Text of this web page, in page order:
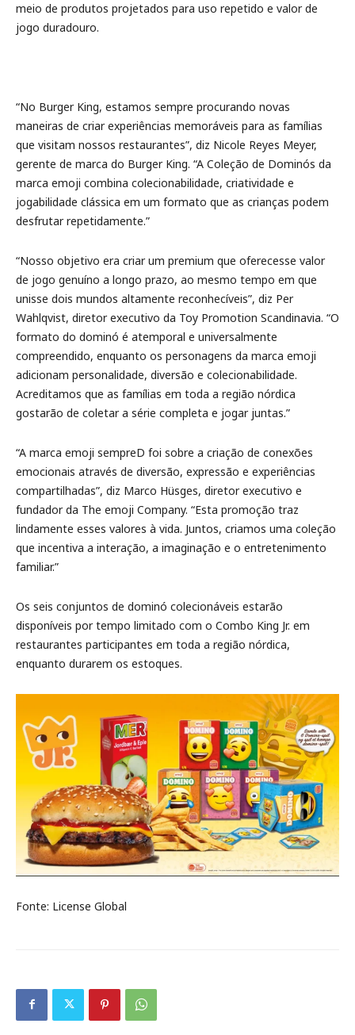
meio de produtos projetados para uso repetido e valor de
jogo duradouro.
“No Burger King, estamos sempre procurando novas
maneiras de criar experiências memoráveis para as famílias
que visitam nossos restaurantes”, diz Nicole Reyes Meyer,
gerente de marca do Burger King. “A Coleção de Dominós da
marca emoji combina colecionabilidade, criatividade e
jogabilidade clássica em um formato que as crianças podem
desfrutar repetidamente.”
“Nosso objetivo era criar um premium que oferecesse valor
de jogo genuíno a longo prazo, ao mesmo tempo em que
unisse dois mundos altamente reconhecíveis”, diz Per
Wahlqvist, diretor executivo da Toy Promotion Scandinavia. “O
formato do dominó é atemporal e universalmente
compreendido, enquanto os personagens da marca emoji
adicionam personalidade, diversão e colecionabilidade.
Acreditamos que as famílias em toda a região nórdica
gostarão de coletar a série completa e jogar juntas.”
“A marca emoji sempreD foi sobre a criação de conexões
emocionais através de diversão, expressão e experiências
compartilhadas”, diz Marco Hüsges, diretor executivo e
fundador da The emoji Company. “Esta promoção traz
lindamente esses valores à vida. Juntos, criamos uma coleção
que incentiva a interação, a imaginação e o entretenimento
familiar.”
Os seis conjuntos de dominó colecionáveis estarão
disponíveis por tempo limitado com o Combo King Jr. em
restaurantes participantes em toda a região nórdica,
enquanto durarem os estoques.
Fonte: License Global